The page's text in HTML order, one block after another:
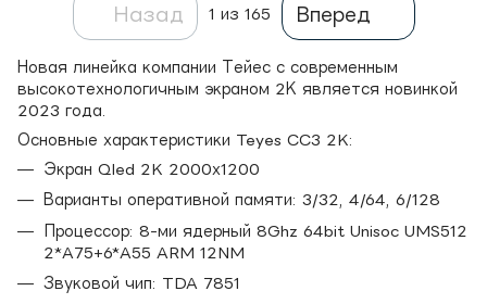
Назад 1 из 165 Вперед
Новая линейка компании Тейес с современным
высокотехнологичным экраном 2К является новинкой
2023 года.
Основные характеристики Teyes CC3 2K:
Экран Qled 2K 2000х1200
Варианты оперативной памяти: 3/32, 4/64, 6/128
Процессор: 8-ми ядерный 8Ghz 64bit Unisoc UMS512
2*A75+6*A55 ARM 12NM
Звуковой чип: TDA 7851